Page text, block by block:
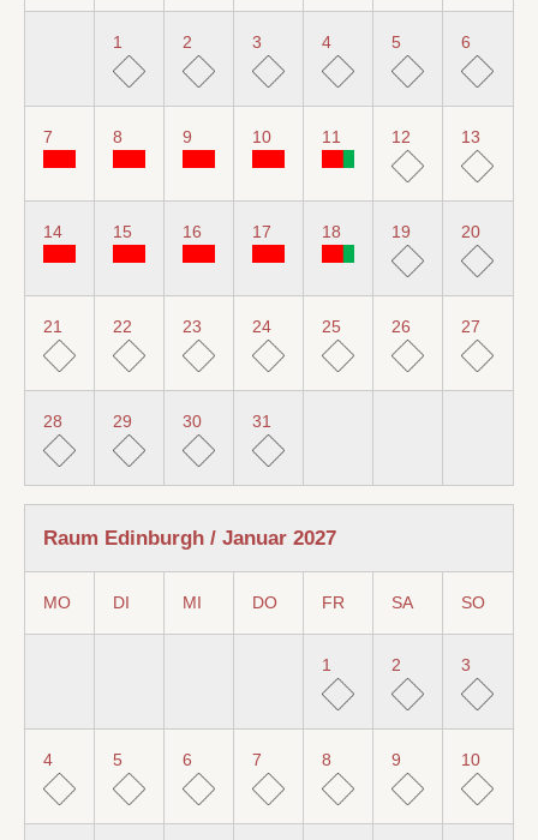
1 2 3 4 5 6
7 8 9 10 11 12 13
14 15 16 17 18 19 20
21 22 23 24 25 26 27
28 29 30 31
Raum Edinburgh / Januar 2027
MO DI MI DO FR SA SO
1 2 3
4 5 6 7 8 9 10